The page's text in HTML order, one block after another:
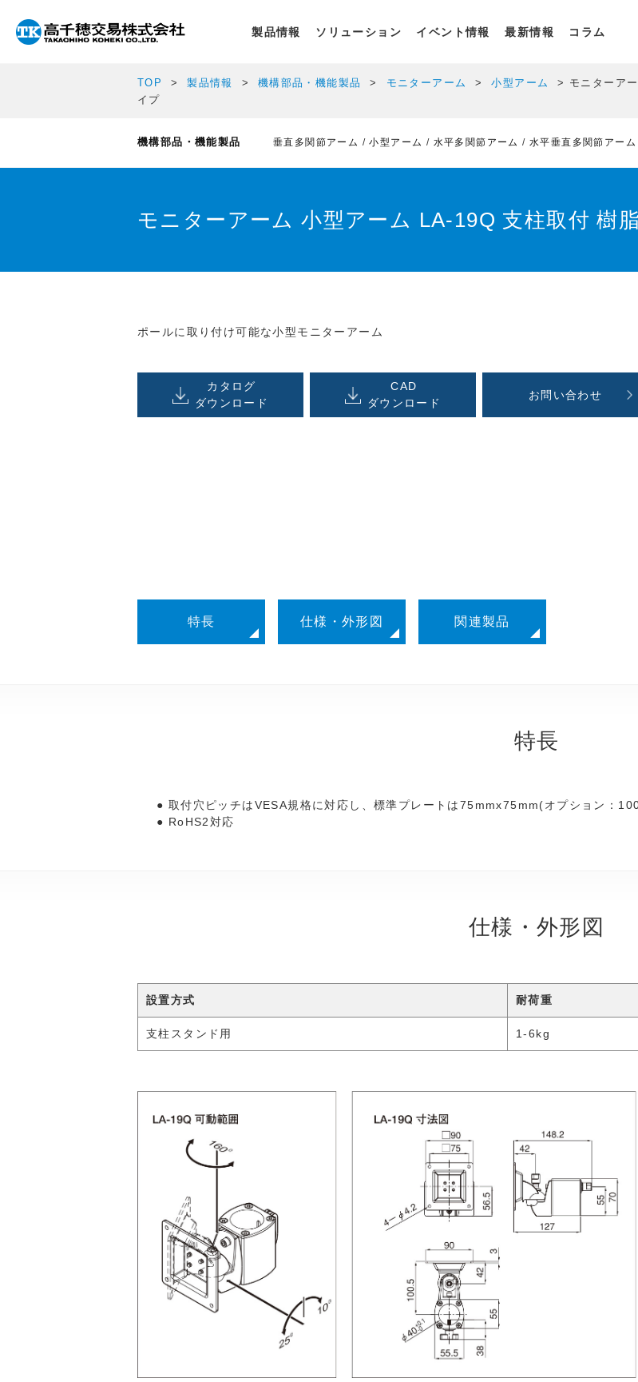
製品情報 ソリューション イベント情報 最新情報 コラム
TOP 製品情報 機構部品・機能製品 モニターアーム 小型アーム
モニターア
イプ
機構部品・機能製品 垂直多関節アーム 小型アーム 水平多関節アーム 水平垂直多関節アーム
モニターアーム 小型アーム LA-19Q 支柱取付 樹
ポールに取り付け可能な小型モニターアーム
カタログ
ダウンロード
CAD
ダウンロード
お問い合わせ
特長 仕様・外形図 関連製品
特長
取付穴ピッチはVESA規格に対応し、標準プレートは75mmx75mm(オプション：
RoHS2対応
仕様・外形図
設置方式 耐荷重
支柱スタンド用 1-6kg